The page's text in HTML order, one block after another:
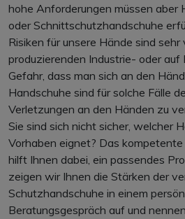
hohe Anforderungen müssen aber
oder Schnittschutzhandschuhe
Risiken für unsere Hände sind
produzierenden Industrie- oder
Gefahr, dass man sich an den
Handschuhe sind für solche Fälle
Verletzungen an den Händen zu
Sie sind sich nicht sicher, welcher
Vorhaben eignet? Das
hilft Ihnen dabei, ein passendes
zeigen wir Ihnen die Stärken der
Schutzhandschuhe in einem
Beratungsgespräch auf und